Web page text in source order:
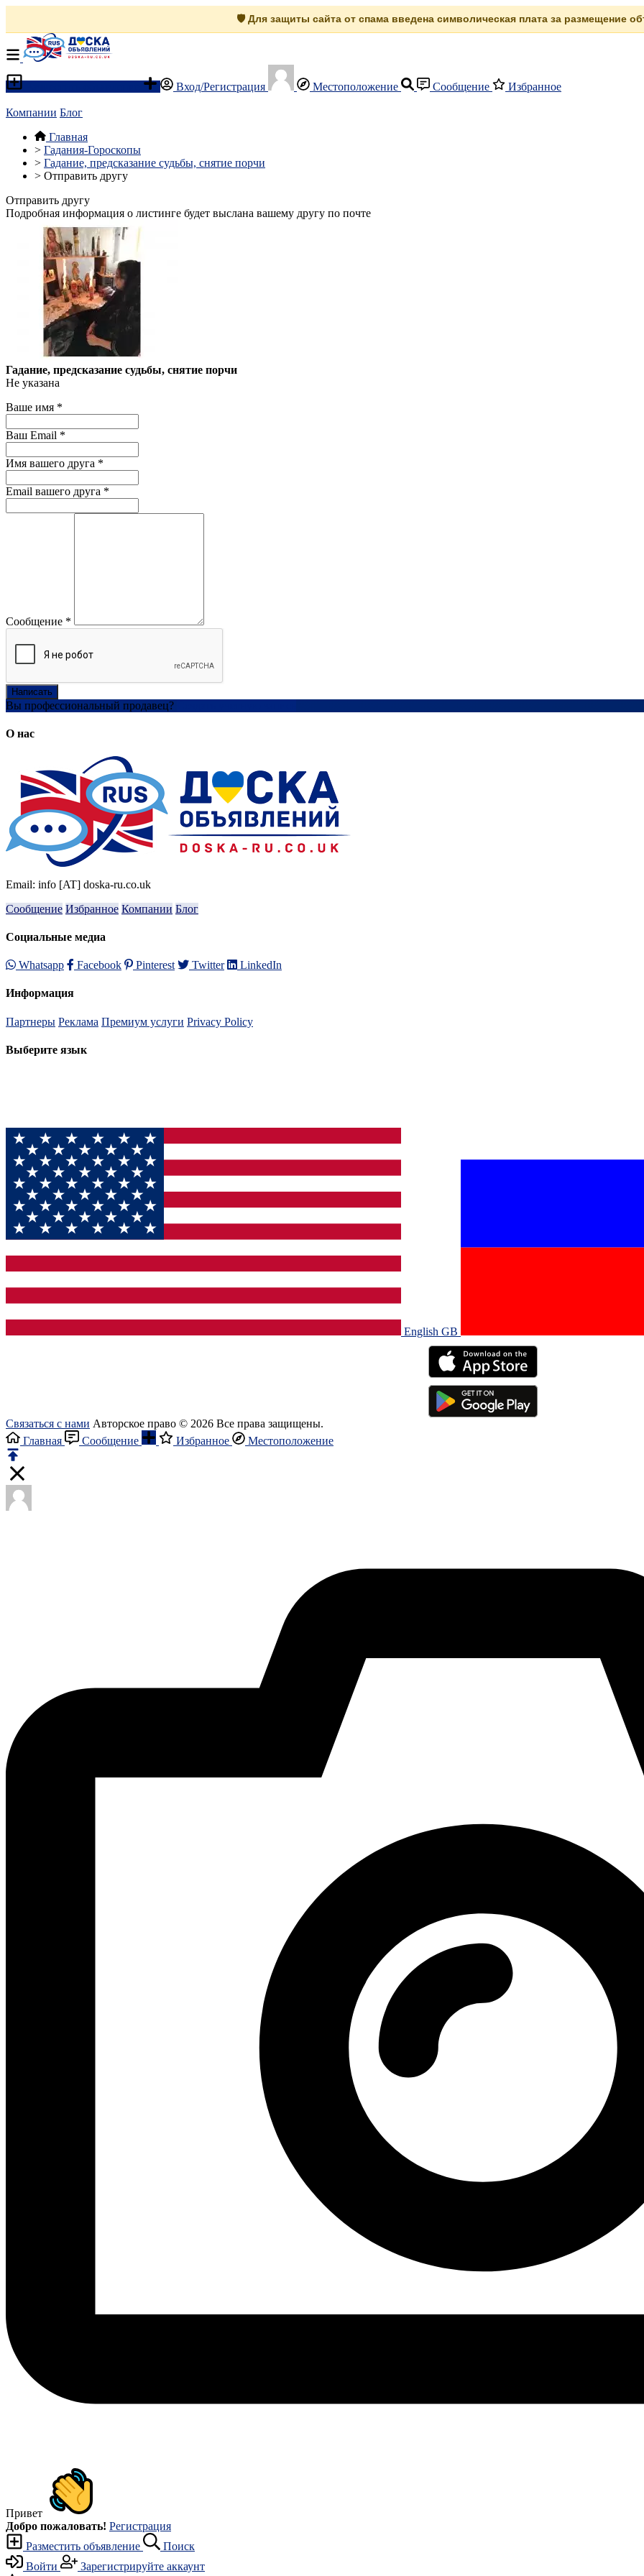
🛡️ Для защиты сайта от спама введена символическая плата за размещение
Вход/Регистрация Местоположение Сообщение Избранное
Компании Блог
Главная
> Гадания-Гороскопы
> Гадание, предсказание судьбы, снятие порчи
> Отправить другу
Отправить другу
Подробная информация о листинге будет выслана вашему другу по почте
Гадание, предсказание судьбы, снятие порчи
Не указана
Ваше имя *
Ваш Email *
Имя вашего друга *
Email вашего друга *
Сообщение *
Написать
Вы профессиональный продавец?
О нас
Email: info [AT] doska-ru.co.uk
Сообщение Избранное Компании Блог
Социальные медиа
Whatsapp Facebook Pinterest Twitter LinkedIn
Информация
Партнеры Реклама Премиум услуги Privacy Policy
Выберите язык
English GB‎
Связаться с нами Авторское право © 2026 Все права защищены.
Главная
Сообщение Избранное Местоположение
Привет
Добро пожаловать! Регистрация
Разместить объявление
Поиск
Войти
Зарегистрируйте аккаунт